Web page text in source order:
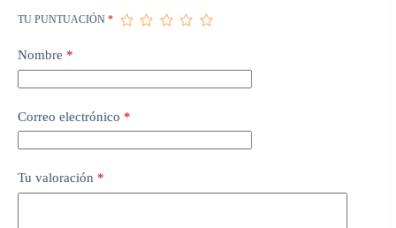
TU PUNTUACIÓN *
Nombre *
Correo electrónico *
Tu valoración *